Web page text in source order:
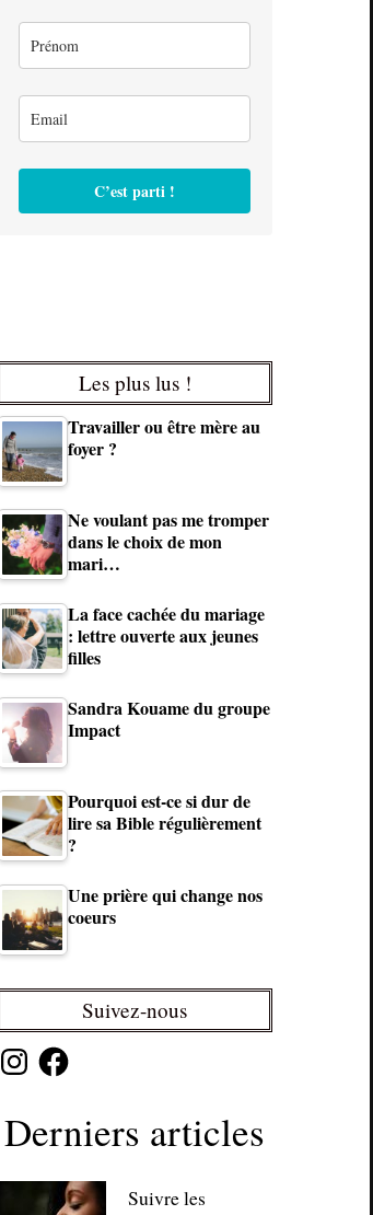
C’est parti !
Les plus lus !
Travailler ou être mère au
foyer ?
Ne voulant pas me tromper
dans le choix de mon
mari…
La face cachée du mariage
: lettre ouverte aux jeunes
filles
Sandra Kouame du groupe
Impact
Pourquoi est-ce si dur de
lire sa Bible régulièrement
?
Une prière qui change nos
coeurs
Suivez-nous
InstagramFacebook
Derniers articles
Suivre les